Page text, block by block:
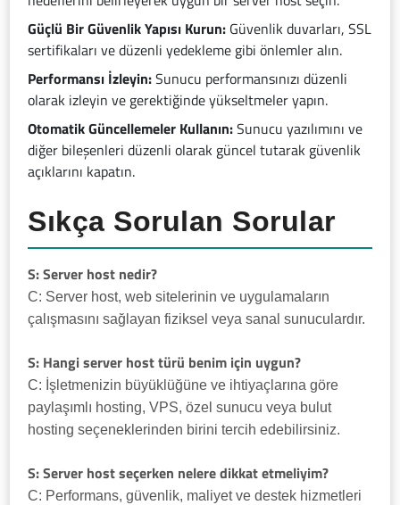
Güçlü Bir Güvenlik Yapısı Kurun: Güvenlik duvarları, SSL
sertifikaları ve düzenli yedekleme gibi önlemler alın.
Performansı İzleyin:Sunucu performansınızı düzenli
olarak izleyin ve gerektiğinde yükseltmeler yapın.
Otomatik Güncellemeler Kullanın:Sunucu yazılımını ve
diğer bileşenleri düzenli olarak güncel tutarak güvenlik
açıklarını kapatın.
Sıkça Sorulan Sorular
S: Server host nedir?
C: Server host, web sitelerinin ve uygulamaların
çalışmasını sağlayan fiziksel veya sanal sunuculardır.
S: Hangi server host türü benim için uygun?
C: İşletmenizin büyüklüğüne ve ihtiyaçlarına göre
paylaşımlı hosting, VPS, özel sunucu veya bulut
hosting seçeneklerinden birini tercih edebilirsiniz.
S: Server host seçerken nelere dikkat etmeliyim?
C: Performans, güvenlik, maliyet ve destek hizmetleri